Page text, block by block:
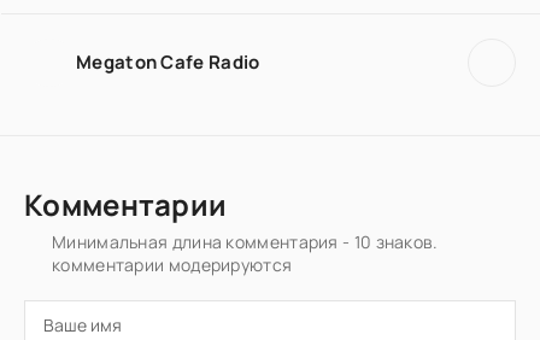
Megaton Cafe Radio
Комментарии
Минимальная длина комментария - 10 знаков.
комментарии модерируются